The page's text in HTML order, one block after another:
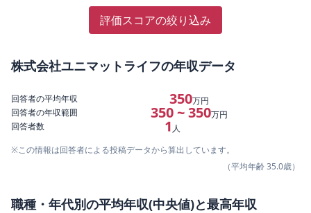
評価スコアの絞り込み
株式会社ユニマットライフの年収データ
回答者の平均年収 350万円
回答者の年収範囲
350 ~ 350万円
回答者数
1 人
※この情報は回答者による投稿データから算出しています。
（平均年齢35.0歳）
職種・年代別の平均年収(中央値)と最高年収